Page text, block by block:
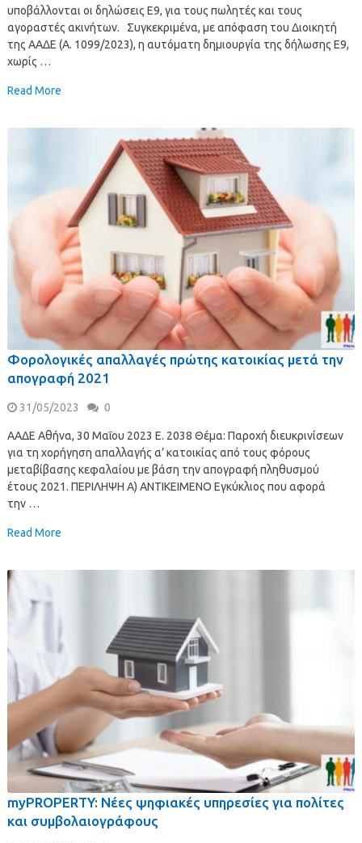
υποβάλλονται οι δηλώσεις Ε9, για τους πωλητές και τους
αγοραστές ακινήτων. Συγκεκριμένα, με απόφαση του Διοικητή
της ΑΑΔΕ (Α. 1099/2023), η αυτόματη δημιουργία της δήλωσης Ε9,
χωρίς …
Read More
Φορολογικές απαλλαγές πρώτης κατοικίας μετά την
απογραφή 2021
31/05/2023 0
ΑΑΔΕ Αθήνα, 30 Μαΐου 2023 Ε. 2038 Θέμα: Παροχή διευκρινίσεων
για τη χορήγηση απαλλαγής α’ κατοικίας από τους φόρους
μεταβίβασης κεφαλαίου με βάση την απογραφή πληθυσμού
έτους 2021. ΠΕΡΙΛΗΨΗ Α) ΑΝΤΙΚΕΙΜΕΝΟ Εγκύκλιος που αφορά
την …
Read More
myPROPERTY: Νέες ψηφιακές υπηρεσίες για πολίτες
και συμβολαιογράφους